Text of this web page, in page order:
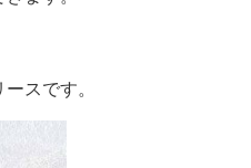
スです。